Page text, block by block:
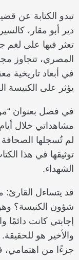
تبدو الكتابة عن
دير أبو مقار،
تعثر فيها على لغم
المصري، تتجاوز
في أبعاد تاريخية
يؤثر على الكنيسة
في فصل بعنوان
مشاهداتي خلال
لم تُسجلها
توثيقها في هذا
الشهداء.
قد يتساءل القارئ:
شؤون الكنيسة؟
إجابتي كانت دائمًا
والأخير هو
جزءًا من